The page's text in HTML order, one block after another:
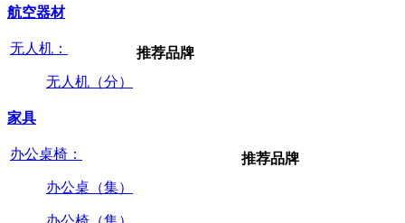
航空器材
无人机：
无人机（分）
推荐品牌
家具
办公桌椅：
办公桌（集）
推荐品牌